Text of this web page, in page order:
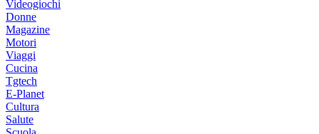
Videogiochi
Donne
Magazine
Motori
Viaggi
Cucina
Tgtech
E-Planet
Cultura
Salute